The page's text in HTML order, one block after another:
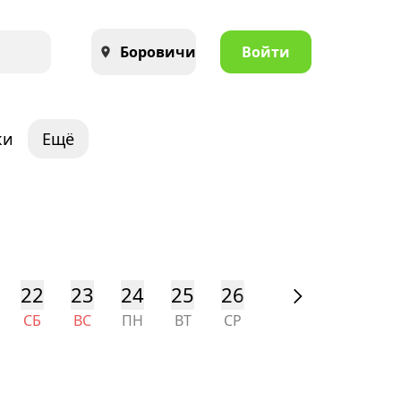
Боровичи Войти
Ещё
22
СБ
23
ВС
24
ПН
25
ВТ
26
СР
27